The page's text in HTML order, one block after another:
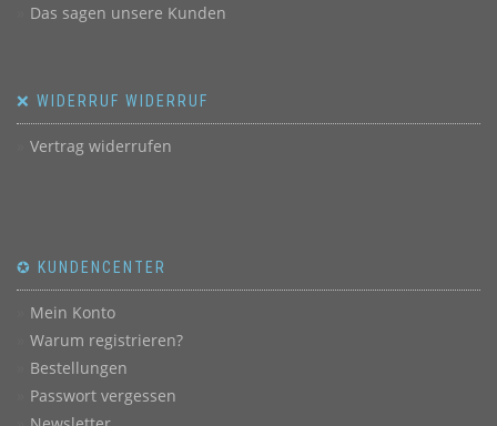
Das sagen unsere Kunden
❌ WIDERRUF WIDERRUF
Vertrag widerrufen
✪ KUNDENCENTER
Mein Konto
Warum registrieren?
Bestellungen
Passwort vergessen